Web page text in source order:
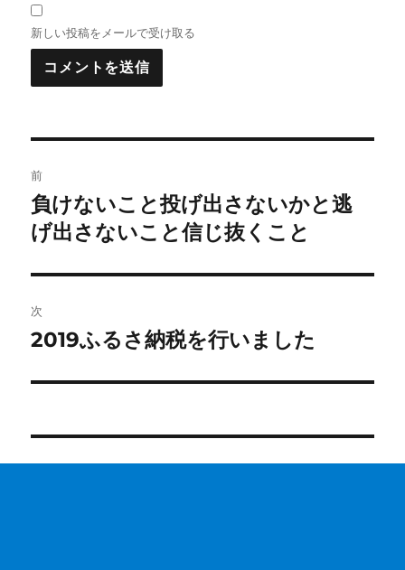
新しい投稿をメールで受け取る
稿
ナ
ビ
ゲ
ー
シ
ン
前
前
の
稿:
負けないこと投げ出さないかと逃
げ出さないこと信じ抜くこと
次
次
投
2019ふるさ納税を行いました